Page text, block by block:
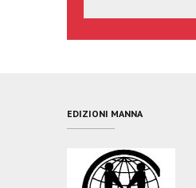
EDIZIONI MANNA